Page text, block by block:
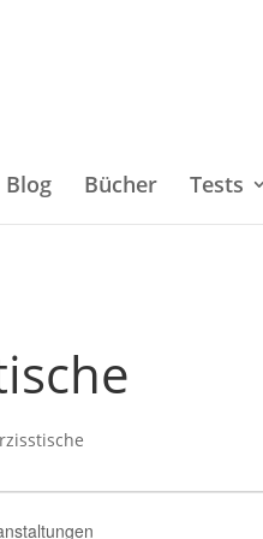
Blog Bücher Tests